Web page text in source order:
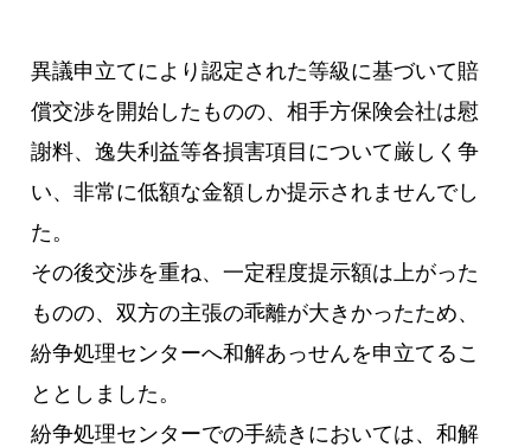
異議申立てにより認定された等級に基づいて賠
償交渉を開始したものの、相手方保険会社は慰
謝料、逸失利益等各損害項目について厳しく争
い、非常に低額な金額しか提示されませんでし
た。
その後交渉を重ね、一定程度提示額は上がった
ものの、双方の主張の乖離が大きかったため、
紛争処理センターへ和解あっせんを申立てるこ
ととしました。
紛争処理センターでの手続きにおいては、和解